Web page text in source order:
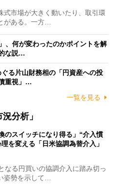
市場が大きく動いたり、取引環
がある。一方…
、何が変わったのかポイントを解
な説…
ぐる片山財務相の「円資産への投
重視」…
一覧を見る
分析」
のスイッチになり得る」“介入慣
を変える「日米協調為替介入」
る円買いの協調介入に踏み切っ
姿勢を示して…